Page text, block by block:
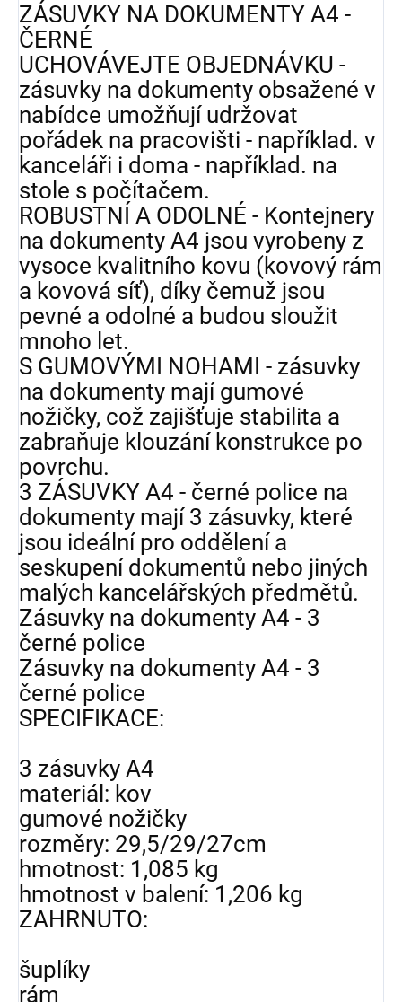
ZÁSUVKY NA DOKUMENTY A4 -
ČERNÉ
UCHOVÁVEJTE OBJEDNÁVKU -
zásuvky na dokumenty obsažené v
nabídce umožňují udržovat
pořádek na pracovišti - například. v
kanceláři i doma - například. na
stole s počítačem.
ROBUSTNÍ A ODOLNÉ - Kontejnery
na dokumenty A4 jsou vyrobeny z
vysoce kvalitního kovu (kovový rám
a kovová síť), díky čemuž jsou
pevné a odolné a budou sloužit
mnoho let.
S GUMOVÝMI NOHAMI - zásuvky
na dokumenty mají gumové
nožičky, což zajišťuje stabilita a
zabraňuje klouzání konstrukce po
povrchu.
3 ZÁSUVKY A4 - černé police na
dokumenty mají 3 zásuvky, které
jsou ideální pro oddělení a
seskupení dokumentů nebo jiných
malých kancelářských předmětů.
Zásuvky na dokumenty A4 - 3
černé police
Zásuvky na dokumenty A4 - 3
černé police
SPECIFIKACE:
3 zásuvky A4
materiál: kov
gumové nožičky
rozměry: 29,5/29/27cm
hmotnost: 1,085 kg
hmotnost v balení: 1,206 kg
ZAHRNUTO:
šuplíky
rám